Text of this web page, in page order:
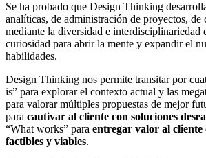
Se ha probado que Design Thinking
analíticas, de administración de proyectos, de
mediante la diversidad e interdisciplinariedad
curiosidad para abrir la mente y expandir el
habilidades.
Design Thinking nos permite transitar por
is” para explorar el contexto actual y las
para valorar múltiples propuestas de mejor
para cautivar al cliente con soluciones
“What works” para entregar valor al cliente
factibles y viables.